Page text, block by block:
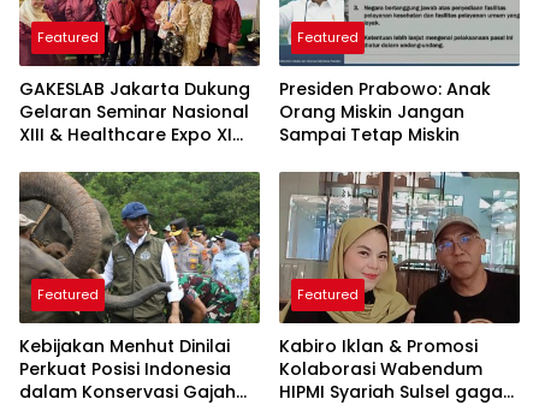
Featured
GAKESLAB Jakarta Dukung
Gelaran Seminar Nasional
XIII & Healthcare Expo XI
Featured
Presiden Prabowo: Anak
Orang Miskin Jangan
Sampai Tetap Miskin
Featured
Kebijakan Menhut Dinilai
Perkuat Posisi Indonesia
dalam Konservasi Gajah
Featured
Kabiro Iklan & Promosi
Kolaborasi Wabendum
HIPMI Syariah Sulsel gagas